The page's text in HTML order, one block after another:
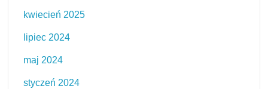
kwiecień 2025
lipiec 2024
maj 2024
styczeń 2024